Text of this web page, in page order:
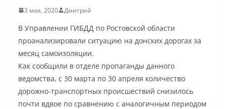
3 мая, 2020 Дмитрий
В Управлении ГИБДД по Ростовской области
проанализировали ситуацию на донских дорогах за
месяц самоизоляции.
Как сообщили в отделе пропаганды данного
ведомства, с 30 марта по 30 апреля количество
дорожно-транспортных происшествий снизилось
почти вдвое по сравнению с аналогичным периодом